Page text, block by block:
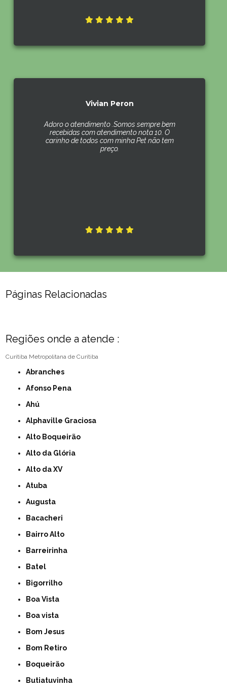
Vivian Peron
Adoro o atendimento .Somos sempre bem
recebidas com atendimento nota 10. O
carinho de todos com minha Pet não tem
preço.
Páginas Relacionadas
Regiões onde a atende :
Curitiba Metropolitana de Curitiba
Abranches
Afonso Pena
Ahú
Alphaville Graciosa
Alto Boqueirão
Alto da Glória
Alto da XV
Atuba
Augusta
Bacacheri
Bairro Alto
Barreirinha
Batel
Bigorrilho
Boa Vista
Boa vista
Bom Jesus
Bom Retiro
Boqueirão
Butiatuvinha